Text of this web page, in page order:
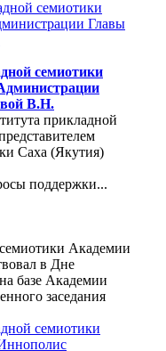
семиотики
В.Н.
прикладной
Саха (Якутия)
поддержки...
Академии
в Дне
базе Академии
заседания